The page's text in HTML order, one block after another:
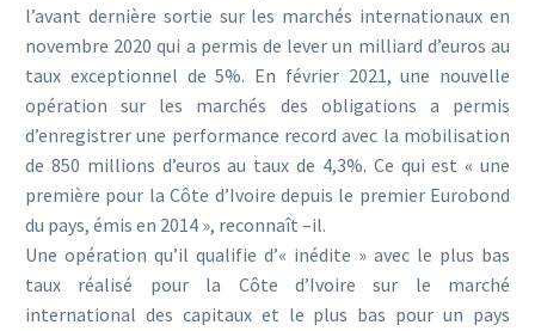
l’avant dernière sortie sur les marchés internationaux en
novembre 2020 qui a permis de lever un milliard d’euros au
taux exceptionnel de 5%. En février 2021, une nouvelle
opération sur les marchés des obligations a permis
d’enregistrer une performance record avec la mobilisation
de 850 millions d’euros au taux de 4,3%. Ce qui est « une
première pour la Côte d’Ivoire depuis le premier Eurobond
du pays, émis en 2014 », reconnaît –il.
Une opération qu’il qualifie d’« inédite » avec le plus bas
taux réalisé pour la Côte d’Ivoire sur le marché
international des capitaux et le plus bas pour un pays